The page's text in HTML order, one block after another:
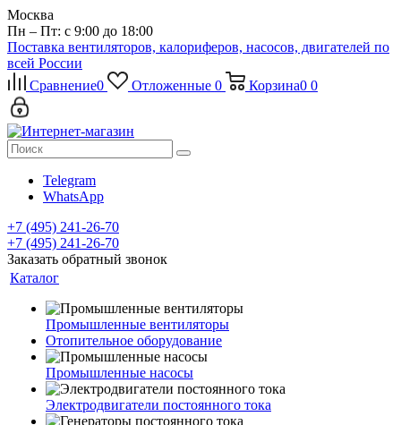
Москва
Пн – Пт: с 9:00 до 18:00
Поставка вентиляторов, калориферов, насосов, двигателей по
всей России
Сравнение0 Отложенные 0 Корзина0 0
Telegram
WhatsApp
+7 (495) 241-26-70
+7 (495) 241-26-70
Заказать обратный звонок
Каталог
Промышленные вентиляторы
Отопительное оборудование
Промышленные насосы
Электродвигатели постоянного тока